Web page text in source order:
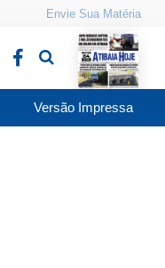
Envie Sua Matéria
Pesquisa
Versão Impressa